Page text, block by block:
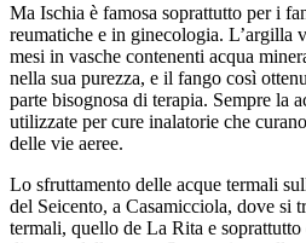
Ma Ischia è famosa soprattutto per i
reumatiche e in ginecologia. L’argilla
mesi in vasche contenenti acqua
nella sua purezza, e il fango così
parte bisognosa di terapia. Sempre la
utilizzate per cure inalatorie che
delle vie aeree.
Lo sfruttamento delle acque termali
del Seicento, a Casamicciola, dove si
termali, quello de La Rita e